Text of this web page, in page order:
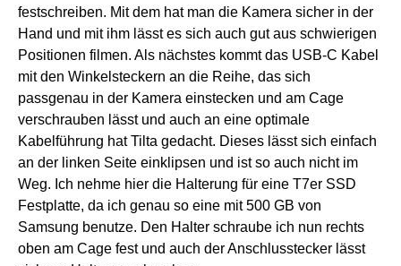
festschreiben. Mit dem hat man die Kamera sicher in der
Hand und mit ihm lässt es sich auch gut aus schwierigen
Positionen filmen. Als nächstes kommt das USB-C Kabel
mit den Winkelsteckern an die Reihe, das sich
passgenau in der Kamera einstecken und am Cage
verschrauben lässt und auch an eine optimale
Kabelführung hat Tilta gedacht. Dieses lässt sich einfach
an der linken Seite einklipsen und ist so auch nicht im
Weg. Ich nehme hier die Halterung für eine T7er SSD
Festplatte, da ich genau so eine mit 500 GB von
Samsung benutze. Den Halter schraube ich nun rechts
oben am Cage fest und auch der Anschlusstecker lässt